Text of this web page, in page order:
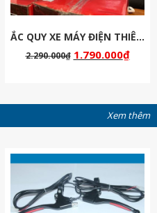
ẮC QUY XE MÁY ĐIỆN THIÊN NĂNG 48V-20AH
2.290.000₫ 1.790.000₫
Xem thêm